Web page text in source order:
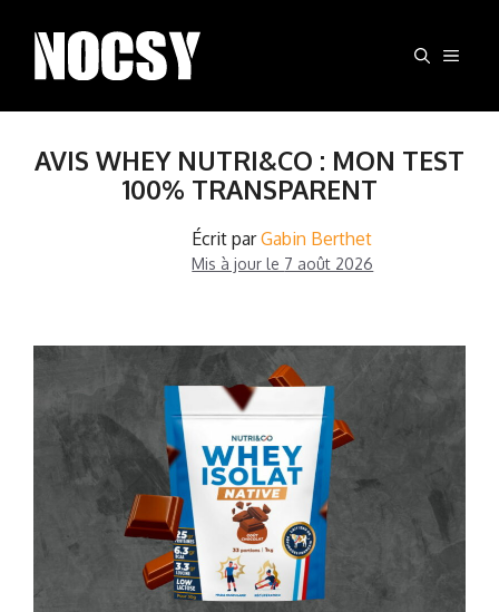
contenu
AVIS WHEY NUTRI&CO : MON TEST
100% TRANSPARENT
Écrit parGabin Berthet
Mis à jour le 7 août 2026